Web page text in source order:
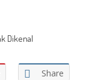
Share